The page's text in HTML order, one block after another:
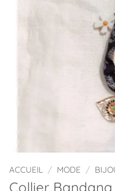
ACCUEIL / MODE /
Collier